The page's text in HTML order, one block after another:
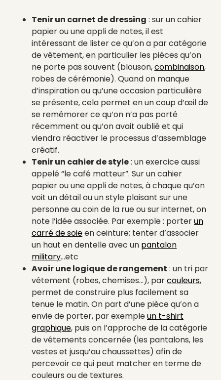
Tenir un carnet de dressing : sur un cahier
papier ou une appli de notes, il est
intéressant de lister ce qu’on a par catégorie
de vêtement, en particulier les pièces qu’on
ne porte pas souvent (blouson,combinaison,
robes de cérémonie). Quand on manque
d’inspiration ou qu’une occasion particulière
se présente, cela permet en un coup d’œil de
se remémorer ce qu’on n’a pas porté
récemment ou qu’on avait oublié et qui
viendra réactiver le processus d’assemblage
créatif.
Tenir un cahier de style: un exercice aussi
appelé “le café matteur”. Sur un cahier
papier ou une appli de notes, à chaque qu’on
voit un détail ou un style plaisant sur une
personne au coin de la rue ou sur internet, on
note l’idée associée. Par exemple : porterun
carré de soieen ceinture; tenter d’associer
un haut en dentelle avec un pantalon
military…etc
Avoir une logique de rangement : un tri par
vêtement (robes, chemises…), parcouleurs,
permet de construire plus facilement sa
tenue le matin. On part d’une pièce qu’on a
envie de porter, par exempleun t-shirt
graphique, puis on l’approche de la catégorie
de vêtements concernée (les pantalons, les
vestes et jusqu’au chaussettes) afin de
percevoir ce qui peut matcher en terme de
couleurs ou de textures.